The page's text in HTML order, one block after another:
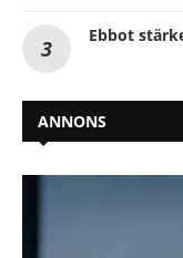
Ebbot
ANNONS